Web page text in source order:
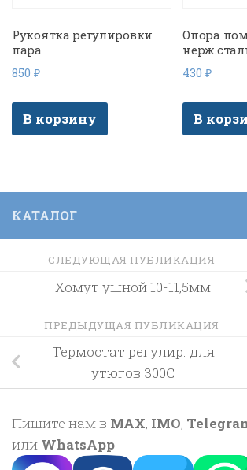
Рукоятка регулировки
пара
850 ₽
В корзину
Опора
430₽
В
КАТАЛОГ
СЛЕДУЮЩАЯ ПУБЛИКАЦИЯ
Хомут ушной 10-11,5мм
ПРЕДЫДУЩАЯ ПУБЛИКАЦИЯ
Термостат регулир. для
утюгов 300С
Пишите нам в MAX, IMO,
или WhatsApp: